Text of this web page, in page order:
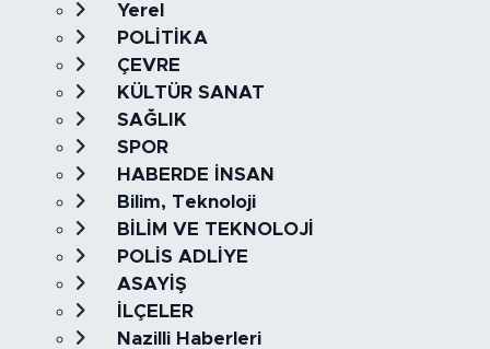
Yerel
POLİTİKA
ÇEVRE
KÜLTÜR SANAT
SAĞLIK
SPOR
HABERDE İNSAN
Bilim, Teknoloji
BİLİM VE TEKNOLOJİ
POLİS ADLİYE
ASAYİŞ
İLÇELER
Nazilli Haberleri